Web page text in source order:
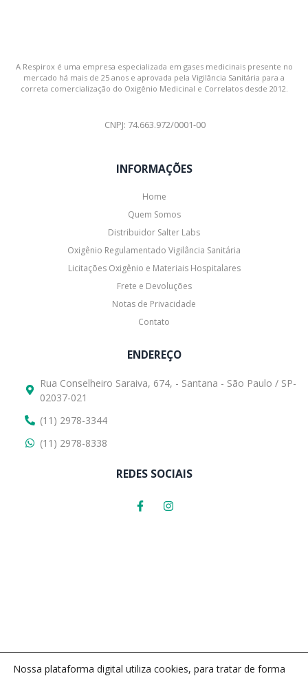
A Respirox é uma empresa especializada em gases medicinais presente no
mercado há mais de 25 anos e aprovada pela Vigilância Sanitária para a
correta comercialização do Oxigênio Medicinal e Correlatos desde 2012.
CNPJ: 74.663.972/0001-00
INFORMAÇÕES
Home
Quem Somos
Distribuidor Salter Labs
Oxigênio Regulamentado Vigilância Sanitária
Licitações Oxigênio e Materiais Hospitalares
Frete e Devoluções
Notas de Privacidade
Contato
ENDEREÇO
Rua Conselheiro Saraiva, 674, - Santana - São Paulo / SP-
02037-021
(11) 2978-3344
(11) 2978-8338
REDES SOCIAIS
Nossa plataforma digital utiliza cookies, para tratar de forma